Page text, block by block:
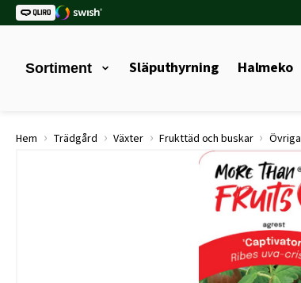
Sortiment Släputhyrning Halmeko
Hem › Trädgård › Växter › Frukttäd och buskar › Övriga